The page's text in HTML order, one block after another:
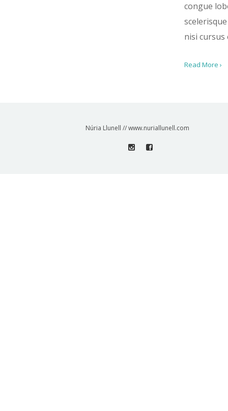
congue
nisi cursus
Read More ›
Núria Llunell // www.nuriallunell.com